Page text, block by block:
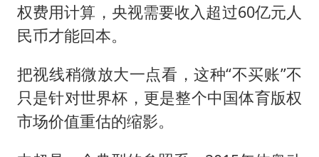
权费用计算，央视需要收入超过60亿元人
民币才能回本。
把视线稍微放大一点看，这种“不买账”不
只是针对世界杯，更是整个中国体育版权
市场价值重估的缩影。